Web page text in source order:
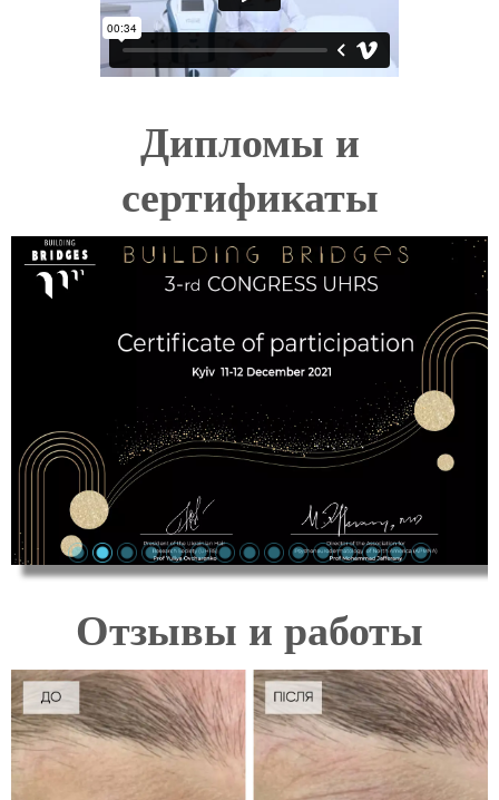
Дипломы и
сертификаты
Отзывы и работы